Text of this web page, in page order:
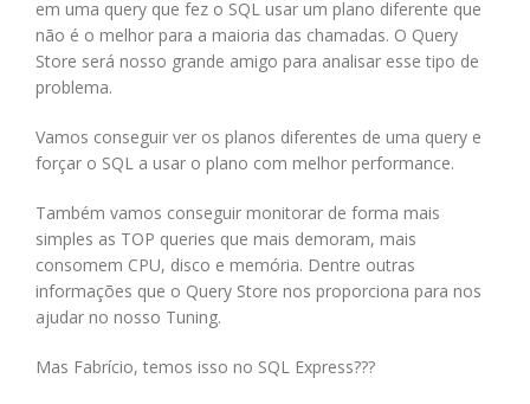
em uma query que fez o SQL usar um plano diferente que
não é o melhor para a maioria das chamadas. O Query
Store será nosso grande amigo para analisar esse tipo de
problema.
Vamos conseguir ver os planos diferentes de uma query e
forçar o SQL a usar o plano com melhor performance.
Também vamos conseguir monitorar de forma mais
simples as TOP queries que mais demoram, mais
consomem CPU, disco e memória. Dentre outras
informações que o Query Store nos proporciona para nos
ajudar no nosso Tuning.
Mas Fabrício, temos isso no SQL Express???